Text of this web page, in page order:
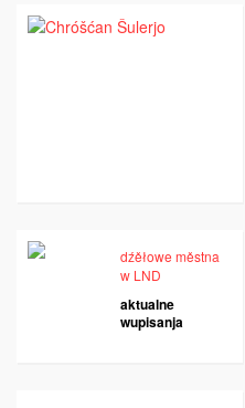
dźěłowe městna
w LND
aktualne
wupisanja